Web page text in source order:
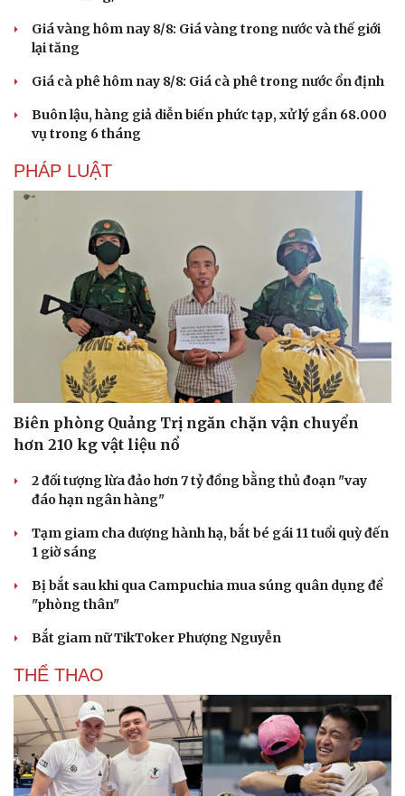
Du lịch
Tư vấn
Săn Tour
check-in
Podcast
Câu chuyện thời sự
Đọc truyện đêm khuya
Cửa sổ tình yêu
Giá vàng hôm nay 8/8: Giá vàng trong nước và thế giới
lại tăng
Giá cà phê hôm nay 8/8: Giá cà phê trong nước ổn định
Buôn lậu, hàng giả diễn biến phức tạp, xử lý gần 68.000
vụ trong 6 tháng
PHÁP LUẬT
Biên phòng Quảng Trị ngăn chặn vận chuyển
hơn 210 kg vật liệu nổ
2 đối tượng lừa đảo hơn 7 tỷ đồng bằng thủ đoạn "vay
đáo hạn ngân hàng"
Tạm giam cha dượng hành hạ, bắt bé gái 11 tuổi quỳ đến
1 giờ sáng
Bị bắt sau khi qua Campuchia mua súng quân dụng để
"phòng thân"
Bắt giam nữ TikToker Phượng Nguyễn
THỂ THAO